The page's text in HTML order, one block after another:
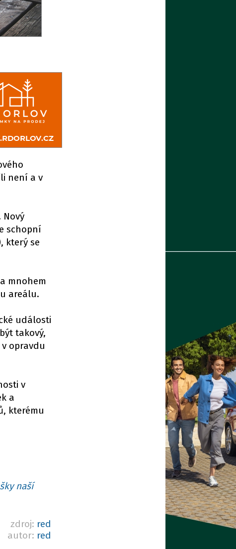
není a v
Nový
schopní
který se
mnohem
areálu.
události
takový,
opravdu
v
a
kterému
naší
zdroj: red
autor: red